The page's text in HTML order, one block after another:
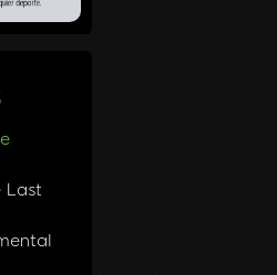
Last